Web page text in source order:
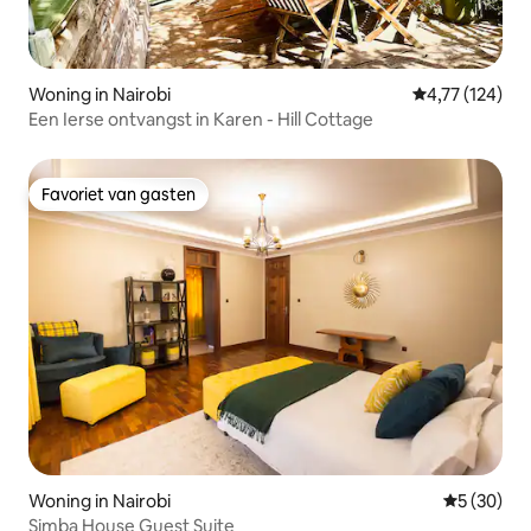
Woning in Nairobi Gemiddelde
4,77 (124)
Een Ierse ontvangst in Karen - Hill Cottage
Favoriet van gasten
Favoriet van gasten
Woning in Nairobi
5 (30)
Simba House Guest Suite